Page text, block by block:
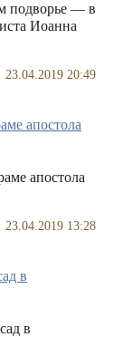
подворье — в
Иоанна
23.04.2019 20:49
апостола
23.04.2019 13:28
в